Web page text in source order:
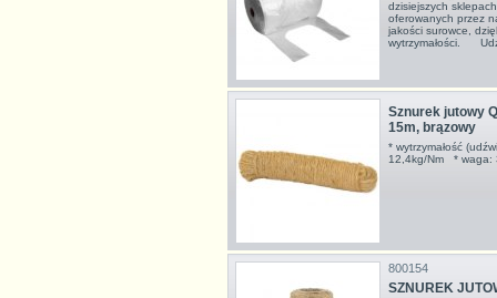
dzisiejszych
oferowanych przez
jakości surowce,
wytrzymałości.
Sznurek jutowy
15m, brązowy
* wytrzymałość
12,4kg/Nm * waga:
800154
SZNUREK